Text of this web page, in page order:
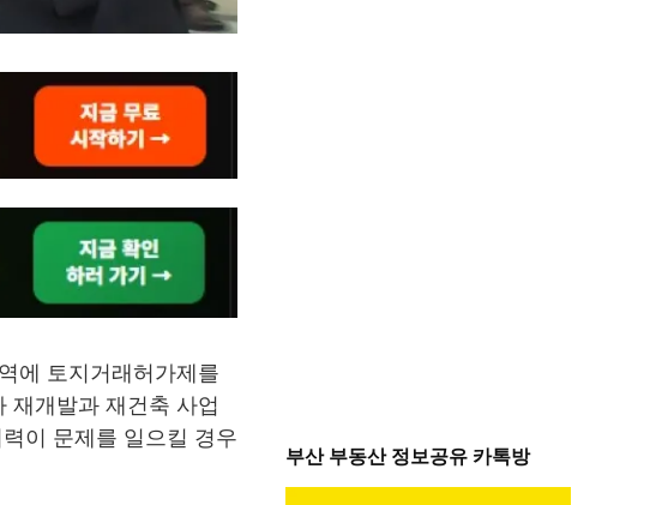
에 토지거래허가제를
재개발과 재건축 사업
이 문제를 일으킬 경우
부산 부동산 정보공유 카톡방